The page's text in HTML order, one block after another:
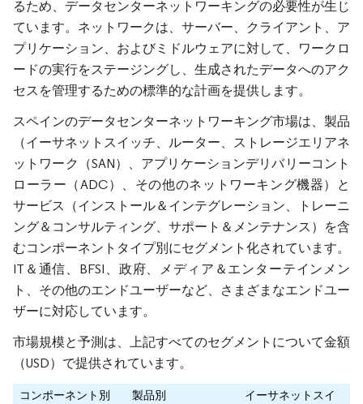
るため、データセンターネットワーキングの必要性が生じ
ています。ネットワークは、サーバー、クライアント、ア
プリケーション、およびミドルウェアに対して、ワークロ
ードの実行をステージングし、生成されたデータへのアク
セスを管理するための標準的な計画を提供します。
スペインのデータセンターネットワーキング市場は、製品
（イーサネットスイッチ、ルーター、ストレージエリアネ
ットワーク（SAN）、アプリケーションデリバリーコント
ローラー（ADC）、その他のネットワーキング機器）と
サービス（インストール＆インテグレーション、トレーニ
ング＆コンサルティング、サポート＆メンテナンス）を含
むコンポーネントタイプ別にセグメント化されています。
IT＆通信、BFSI、政府、メディア＆エンターテインメン
ト、その他のエンドユーザーなど、さまざまなエンドユー
ザーに対応しています。
市場規模と予測は、上記すべてのセグメントについて金額
（USD）で提供されています。
コンポーネント別 製品別
イーサネットスイ